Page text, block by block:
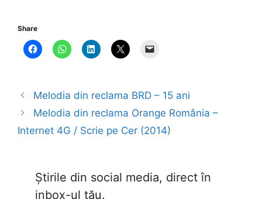
Share
Melodia din reclama BRD – 15 ani
Melodia din reclama Orange România –
Internet 4G / Scrie pe Cer (2014)
Știrile din social media, direct în
inbox-ul tău.